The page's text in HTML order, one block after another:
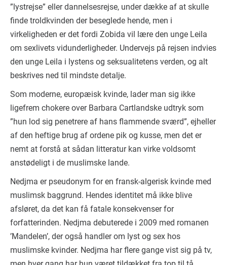
”lystrejse” eller dannelsesrejse, under dække af at skulle
finde troldkvinden der beseglede hende, men i
virkeligheden er det fordi Zobida vil lære den unge Leila
om sexlivets vidunderligheder. Undervejs på rejsen indvies
den unge Leila i lystens og seksualitetens verden, og alt
beskrives ned til mindste detalje.
Som moderne, europæisk kvinde, lader man sig ikke
ligefrem chokere over Barbara Cartlandske udtryk som
”hun lod sig penetrere af hans flammende sværd”, ejheller
af den heftige brug af ordene pik og kusse, men det er
nemt at forstå at sådan litteratur kan virke voldsomt
anstødeligt i de muslimske lande.
Nedjma er pseudonym for en fransk-algerisk kvinde med
muslimsk baggrund. Hendes identitet må ikke blive
afsløret, da det kan få fatale konsekvenser for
forfatterinden. Nedjma debuterede i 2009 med romanen
’Mandelen’, der også handler om lyst og sex hos
muslimske kvinder. Nedjma har flere gange vist sig på tv,